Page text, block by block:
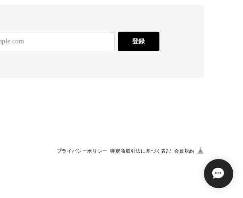
登録
プライバシーポリシー 特定商取引法に基づく表記 会員規約